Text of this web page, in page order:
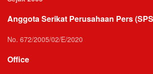
Anggota Serikat Perusahaan Pers
No. 672/2005/02/E/2020
Office